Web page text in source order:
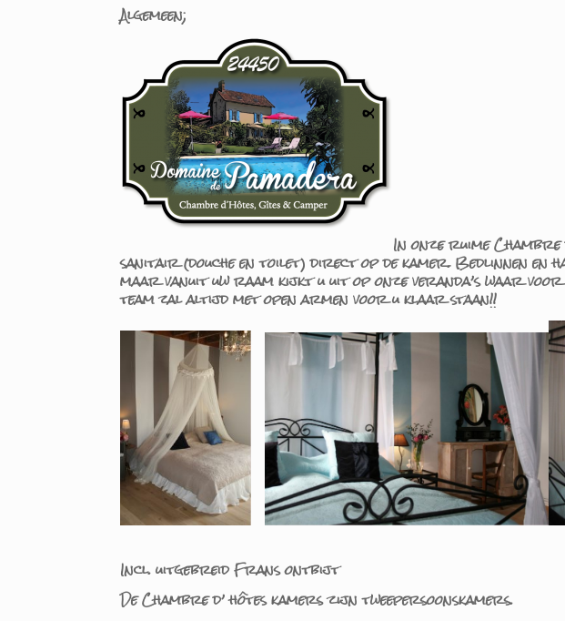
Algemeen;
In onze ruime
sanitair (douche en toilet) direct op de kamer. Bedlinnen en
maar vanuit uw raam kijkt u uit op onze veranda’s waar
team zal altijd met open armen voor u klaar staan!!
Incl. uitgebreid Frans ontbijt
De Chambre d’ hôtes kamers zijn tweepersoonskamers.